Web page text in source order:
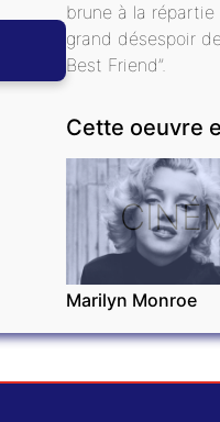
brune à la
grand désespoir
Best Friend”.
Cette oeuvre
Marilyn Monroe